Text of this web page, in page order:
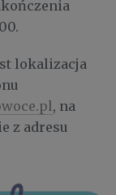
lokalizacja
, na
z adresu